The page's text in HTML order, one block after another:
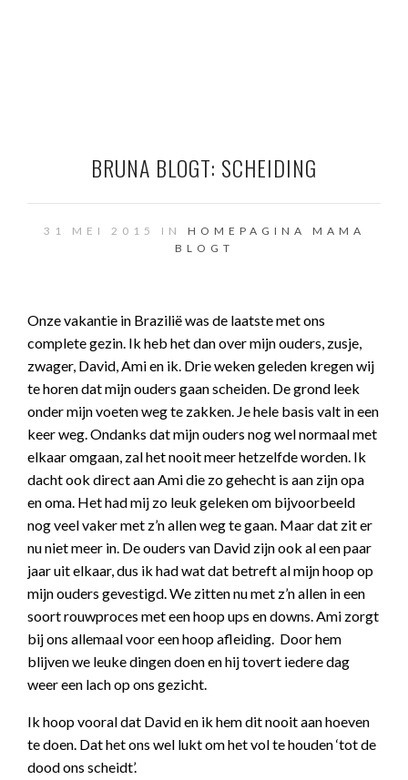
BRUNA BLOGT: SCHEIDING
31 MEI 2015 IN HOMEPAGINA
MAMA
BLOGT
Onze vakantie in Brazilië was de laatste met ons
complete gezin. Ik heb het dan over mijn ouders, zusje,
zwager, David, Ami en ik. Drie weken geleden kregen wij
te horen dat mijn ouders gaan scheiden. De grond leek
onder mijn voeten weg te zakken. Je hele basis valt in een
keer weg. Ondanks dat mijn ouders nog wel normaal met
elkaar omgaan, zal het nooit meer hetzelfde worden. Ik
dacht ook direct aan Ami die zo gehecht is aan zijn opa
en oma. Het had mij zo leuk geleken om bijvoorbeeld
nog veel vaker met z’n allen weg te gaan. Maar dat zit er
nu niet meer in. De ouders van David zijn ook al een paar
jaar uit elkaar, dus ik had wat dat betreft al mijn hoop op
mijn ouders gevestigd. We zitten nu met z’n allen in een
soort rouwproces met een hoop ups en downs. Ami zorgt
bij ons allemaal voor een hoop afleiding. Door hem
blijven we leuke dingen doen en hij tovert iedere dag
weer een lach op ons gezicht.
Ik hoop vooral dat David en ik hem dit nooit aan hoeven
te doen. Dat het ons wel lukt om het vol te houden ‘tot de
dood ons scheidt’.